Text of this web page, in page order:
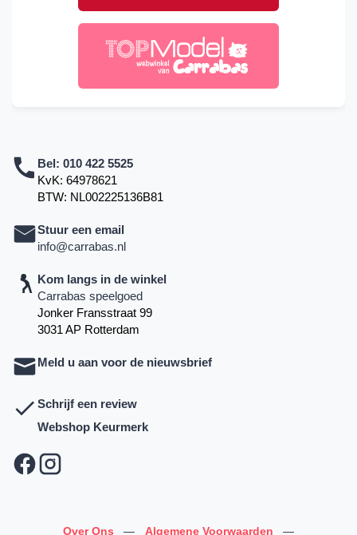
Bel: 010 422 5525
KvK: 64978621
BTW: NL002225136B81
Stuur een email
info@carrabas.nl
Kom langs in de winkel
Carrabas speelgoed
Jonker Fransstraat 99
3031 AP Rotterdam
Meld u aan voor de nieuwsbrief
Schrijf een review
Webshop Keurmerk
Over Ons — Algemene Voorwaarden —